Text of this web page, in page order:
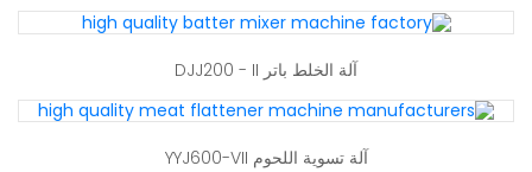
آلة الخلط باتر DJJ200 - II
آلة تسوية اللحوم YYJ600-VII